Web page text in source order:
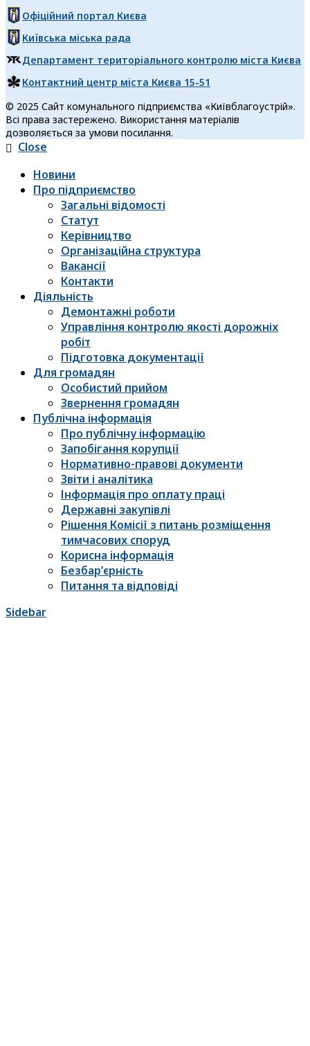
Офіційний портал Києва
Київська міська рада
Департамент територіального контролю міста Києва
Контактний центр міста Києва 15-51
© 2025 Сайт комунального підприємства «Київблагоустрій».
Всі права застережено. Використання матеріалів
дозволяється за умови посилання.
Close
Новини
Про підприємство
Загальні відомості
Статут
Керівництво
Організаційна структура
Вакансії
Контакти
Діяльність
Демонтажні роботи
Управління контролю якості дорожніх
робіт
Підготовка документації
Для громадян
Особистий прийом
Звернення громадян
Публічна інформація
Про публічну інформацію
Запобігання корупції
Нормативно-правові документи
Звіти і аналітика
Інформація про оплату праці
Державні закупівлі
Рішення Комісії з питань розміщення
тимчасових споруд
Корисна інформація
Безбар’єрність
Питання та відповіді
Sidebar